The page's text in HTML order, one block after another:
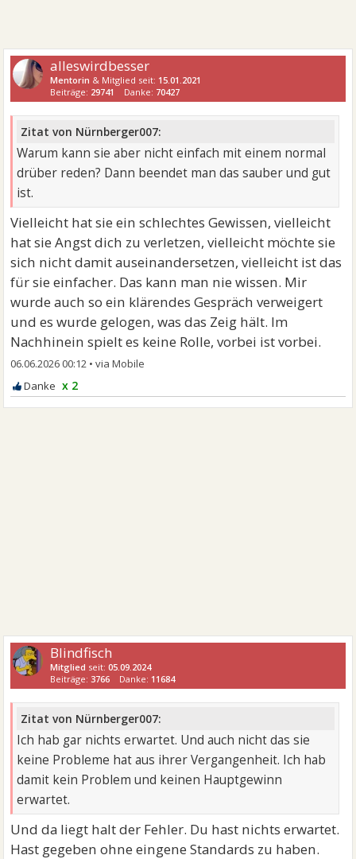
alleswirdbesser
Mentorin & Mitglied seit: 15.01.2021
Beiträge: 29741 Danke: 70427
Zitat von Nürnberger007:
Warum kann sie aber nicht einfach mit einem normal
drüber reden? Dann beendet man das sauber und gut
ist.
Vielleicht hat sie ein schlechtes Gewissen, vielleicht
hat sie Angst dich zu verletzen, vielleicht möchte sie
sich nicht damit auseinandersetzen, vielleicht ist das
für sie einfacher. Das kann man nie wissen. Mir
wurde auch so ein klärendes Gespräch verweigert
und es wurde gelogen, was das Zeig hält. Im
Nachhinein spielt es keine Rolle, vorbei ist vorbei.
06.06.2026 00:12 •
x 2
Blindfisch
Mitglied seit:05.09.2024
Beiträge:3766 Danke: 11684
Zitat von Nürnberger007:
Ich hab gar nichts erwartet. Und auch nicht das sie
keine Probleme hat aus ihrer Vergangenheit. Ich hab
damit kein Problem und keinen Hauptgewinn
erwartet.
Und da liegt halt der Fehler. Du hast nichts erwartet.
Hast gegeben ohne eingene Standards zu haben.